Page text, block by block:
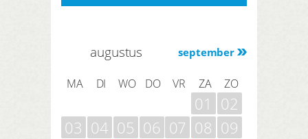
september
augustus
MA DI WO DO VR ZA ZO
01
02
03 04 05 06 07 08 09